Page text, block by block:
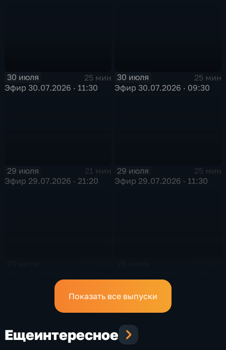
30 июля
25 мин
Эфир 30.07.2026 · 11:30
30 июля
25 мин
Эфир 30.07.2026 · 09:30
29 июля
21 мин
Эфир 29.07.2026 · 21:20
29 июля
25 мин
Эфир 29.07.2026 · 11:30
Показать все выпуски
Ещеинтересное